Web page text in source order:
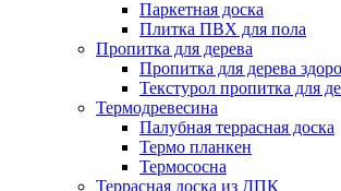
Паркетная доска
Плитка ПВХ для пола
Пропитка для дерева
Пропитка для дерева
Текстурол пропитка для
Термодревесина
Палубная террасная доска
Термо планкен
Термососна
Террасная доска из ДПК